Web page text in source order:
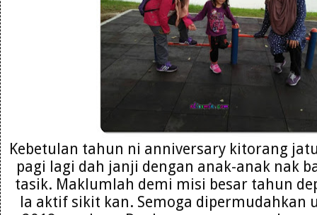
Kebetulan tahun ni anniversary kitorang
pagi lagi dah janji dengan anak-anak nak
tasik. Maklumlah demi misi besar tahun
la aktif sikit kan. Semoga dipermudahkan